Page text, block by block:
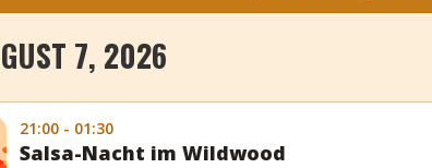
7, 2026
21:00 - 01:30
Salsa-Nacht im Wildwood